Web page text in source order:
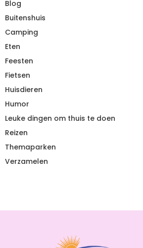
Blog
Buitenshuis
Camping
Eten
Feesten
Fietsen
Huisdieren
Humor
Leuke dingen om thuis te doen
Reizen
Themaparken
Verzamelen